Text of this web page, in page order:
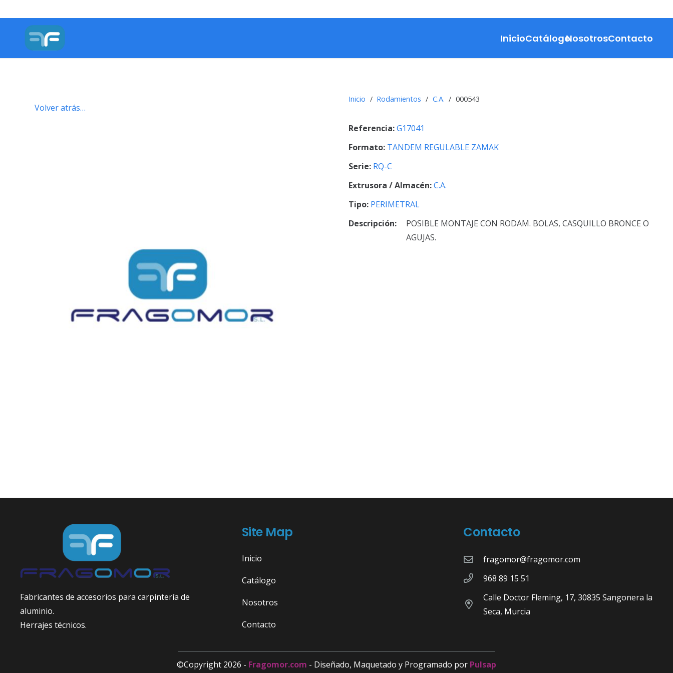
InicioCatálogoNosotrosContacto
Volver atrás…
Inicio / Rodamientos / C.A. / 000543
Referencia:G17041
Formato: TANDEM REGULABLE ZAMAK
Serie: RQ-C
Extrusora / Almacén:C.A.
Tipo: PERIMETRAL
Descripción:
POSIBLE MONTAJE CON RODAM. BOLAS, CASQUILLO BRONCE O
AGUJAS.
Fabricantes de accesorios para carpintería de
aluminio.
Herrajes técnicos.
Site Map
Inicio
Catálogo
Nosotros
Contacto
Contacto
fragomor@fragomor.com
968 89 15 51
Calle Doctor Fleming, 17, 30835 Sangonera la
Seca, Murcia
©Copyright 2026 - Fragomor.com - Diseñado, Maquetado y Programado por Pulsap